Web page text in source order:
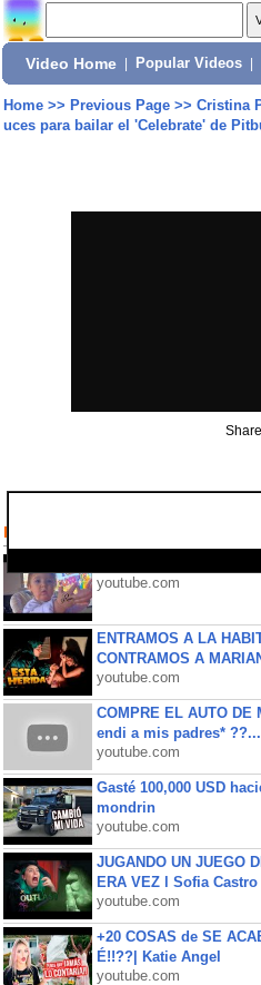
Video Home Popular Videos
Home>> Previous Page>> Cristina
uces para bailar el 'Celebrate' de
Popular Videos
FELIZ CUMPLE ROMA
youtube.com
ENTRAMOS A LA
CONTRAMOS A
youtube.com
COMPRE EL AUTO DE
endi a mis padres* ??...
youtube.com
Gasté 100,000 USD
mondrin
youtube.com
JUGANDO UN JUEGO
ERA VEZ l Sofia Castro
youtube.com
+20 COSAS de SE
É!!??| Katie Angel
youtube.com